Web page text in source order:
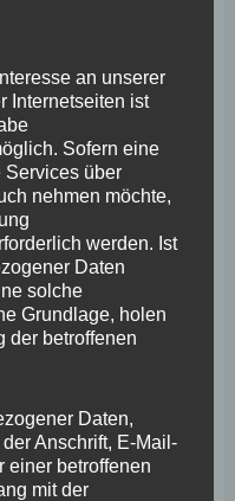
an unserer
Internetseiten ist
Sofern eine
Services über
nehmen möchte,
werden. Ist
Daten
solche
Grundlage, holen
der betroffenen
Daten,
Anschrift, E-Mail-
einer betroffenen
mit der